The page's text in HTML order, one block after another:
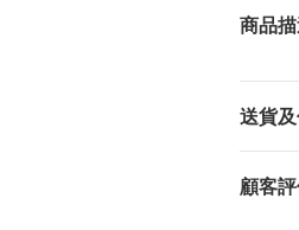
商品
送貨
顧客